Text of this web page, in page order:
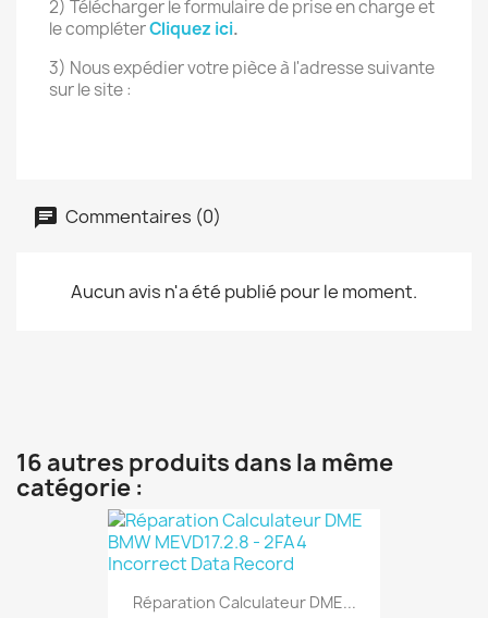
2) Télécharger le formulaire de prise en charge et
le compléterCliquez ici.
3) Nous expédier votre pièce à l'adresse suivante
sur le site :
Commentaires (0)
Aucun avis n'a été publié pour le moment.
16 autres produits dans la même
catégorie :
Réparation Calculateur DME...